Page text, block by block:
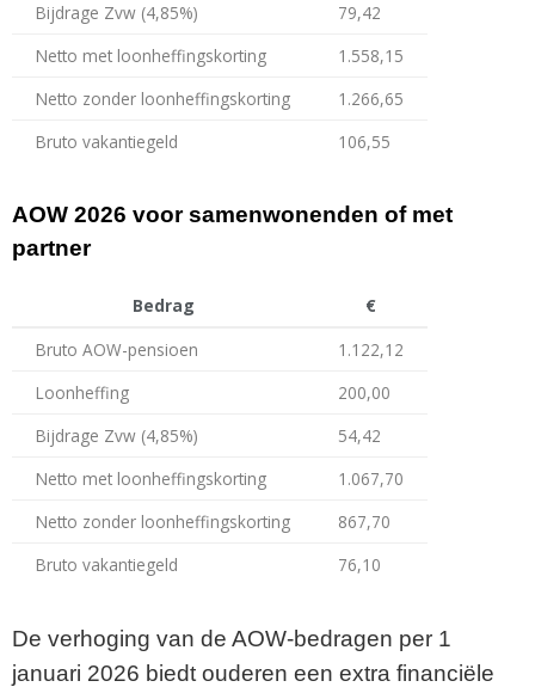
Bijdrage Zvw (4,85%)
79,42
Netto met loonheffingskorting
1.558,15
Netto zonder loonheffingskorting
1.266,65
Bruto vakantiegeld
106,55
AOW 2026 voor samenwonenden of met
partner
Bedrag
€
Bruto AOW-pensioen
1.122,12
Loonheffing
200,00
Bijdrage Zvw (4,85%)
54,42
Netto met loonheffingskorting
1.067,70
Netto zonder loonheffingskorting
867,70
Bruto vakantiegeld
76,10
De verhoging van de AOW-bedragen per 1
januari 2026 biedt ouderen een extra financiële